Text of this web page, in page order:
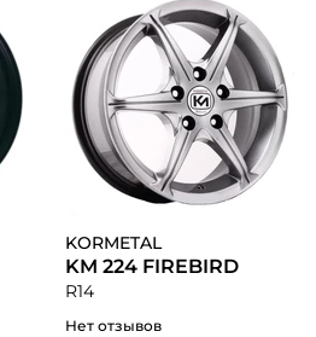
KORMETAL
KM 224 FIREBIRD
R14
Нет отзывов